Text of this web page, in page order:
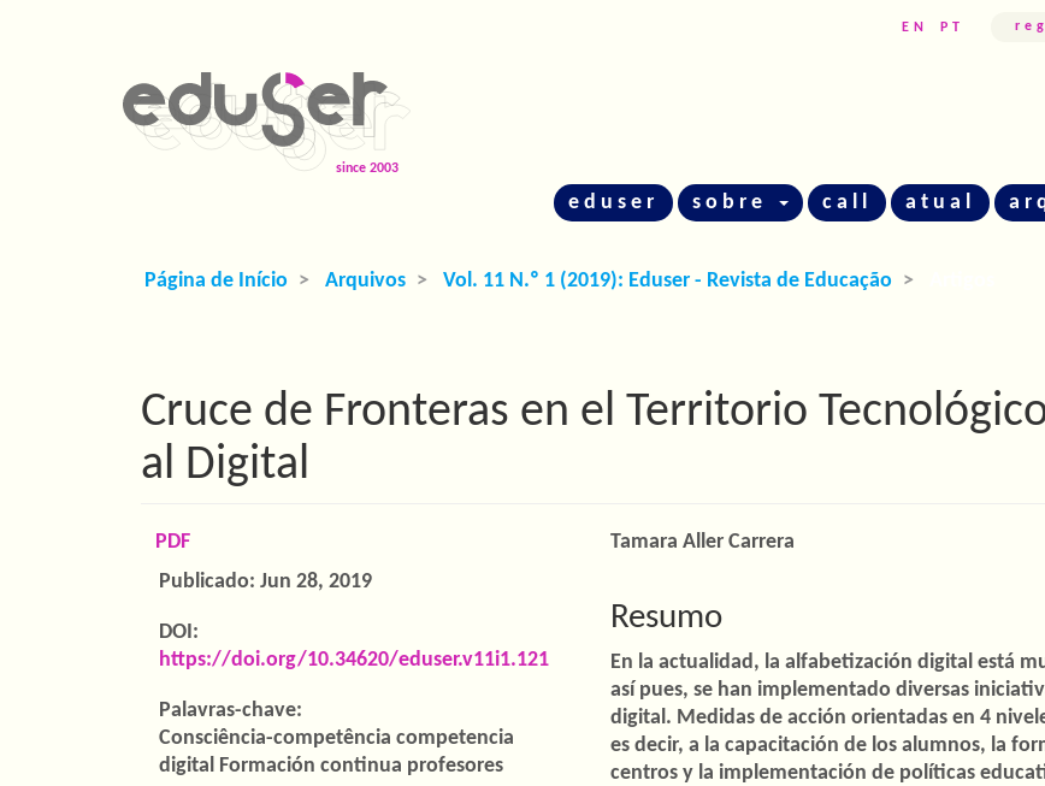
principal
EN PT
eduser sobre call atual
Página de Início Arquivos Vol. 11 N.º 1 (2019): Eduser - Revista de Educação
Cruce de Fronteras en el Territorio
al Digital
Barra
lateral
de
artigos
PDF
Publicado: Jun 28, 2019
DOI:
https://doi.org/10.34620/eduser.v11i1.121
Palavras-chave:
Consciência-competência competencia
digital Formación continua profesores
Conteúdo
artigo
principal
Tamara Aller Carrera
Resumo
En la actualidad, la alfabetización digital está
así pues, se han implementado diversas
digital. Medidas de acción orientadas en 4
es decir, a la capacitación de los alumnos, la
centros y la implementación de políticas